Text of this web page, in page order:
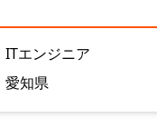
ITエンジニア
愛知県